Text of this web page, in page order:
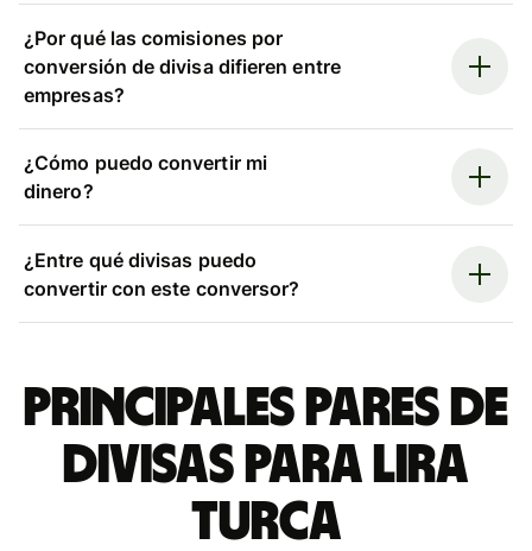
¿Por qué las comisiones por
conversión de divisa difieren entre
empresas?
¿Cómo puedo convertir mi
dinero?
¿Entre qué divisas puedo
convertir con este conversor?
Principales pares de
divisas para lira
turca